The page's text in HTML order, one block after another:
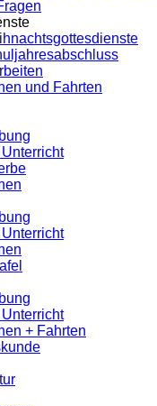
und Fahrten
+ Fahrten